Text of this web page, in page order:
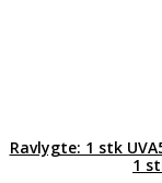
Ravlygte: 1 stk
1